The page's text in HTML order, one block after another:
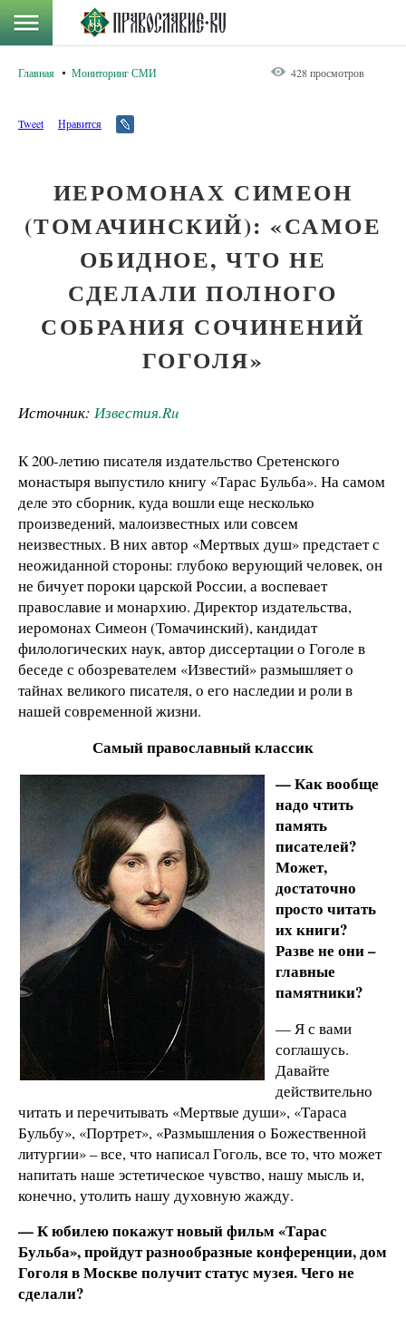
Главная Мониторинг СМИ 428 просмотров
Tweet Нравится
ИЕРОМОНАХ СИМЕОН
(ТОМАЧИНСКИЙ): «САМОЕ
ОБИДНОЕ, ЧТО НЕ
СДЕЛАЛИ ПОЛНОГО
СОБРАНИЯ СОЧИНЕНИЙ
ГОГОЛЯ»
Источник: Известия.Ru
К 200-летию писателя издательство Сретенского
монастыря выпустило книгу «Тарас Бульба». На самом
деле это сборник, куда вошли еще несколько
произведений, малоизвестных или совсем
неизвестных. В них автор «Мертвых душ» предстает с
неожиданной стороны: глубоко верующий человек, он
не бичует пороки царской России, а воспевает
православие и монархию. Директор издательства,
иеромонах Симеон (Томачинский), кандидат
филологических наук, автор диссертации о Гоголе в
беседе с обозревателем «Известий» размышляет о
тайнах великого писателя, о его наследии и роли в
нашей современной жизни.
Самый православный классик
— Как вообще
надо чтить
память
писателей?
Может,
достаточно
просто читать
их книги?
Разве не они –
главные
памятники?
— Я с вами
соглашусь.
Давайте
действительно
читать и перечитывать «Мертвые души», «Тараса
Бульбу», «Портрет», «Размышления о Божественной
литургии» – все, что написал Гоголь, все то, что может
напитать наше эстетическое чувство, нашу мысль и,
конечно, утолить нашу духовную жажду.
— К юбилею покажут новый фильм «Тарас
Бульба», пройдут разнообразные конференции, дом
Гоголя в Москве получит статус музея. Чего не
сделали?